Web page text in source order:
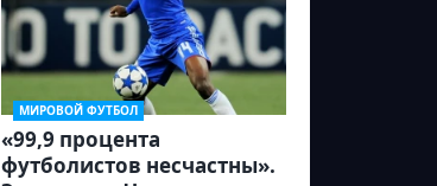
МИРОВОЙ ФУТБОЛ
«99,9 процента
футболистов несчастны».